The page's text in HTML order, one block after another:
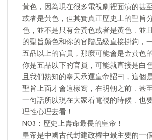
黃色，因為現在很多電視劇裡面演的甚
或者是黃色，但其實真正歷史上的聖旨
色，並不是只有金黃色或者是黃色，並
的聖旨顏色和你的官階品級直接掛鉤，
五品以上的官員，那麼可能會是金黃色
你是五品以下的官員，可能就直接是白
且我們熟知的奉天承運皇帝詔曰，這個
聖旨上面才會這樣寫，在明朝之前，甚
一句話所以現在大家看電視的時候，也
理性心理去看！
NO3：歷史上壽命最長的皇帝！
皇帝是中國古代封建政權中最主要的一